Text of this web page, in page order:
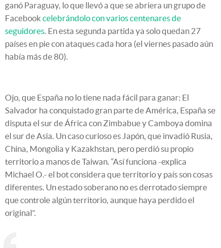
ganó Paraguay, lo que llevó a que se abriera un grupo de
Facebook celebrándolo con varios centenares de
seguidores. En esta segunda partida ya solo quedan 27
países en pie con ataques cada hora (el viernes pasado aún
había más de 80).
Ojo, que España no lo tiene nada fácil para ganar: El
Salvador ha conquistado gran parte de América, España se
disputa el sur de África con Zimbabue y Camboya domina
el sur de Asia. Un caso curioso es Japón, que invadió Rusia,
China, Mongolia y Kazakhstan, pero perdió su propio
territorio a manos de Taiwan. “Así funciona -explica
Michael O.- el bot considera que territorio y país son cosas
diferentes. Un estado soberano no es derrotado siempre
que controle algún territorio, aunque haya perdido el
original”.